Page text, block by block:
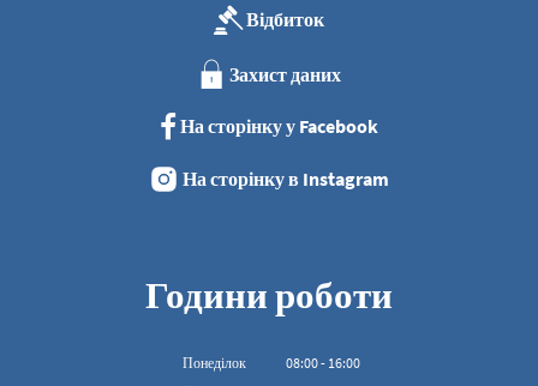
Відбиток
Захист даних
На сторінку у Facebook
На сторінку в Instagram
Години роботи
Понеділок 08:00- 16:00